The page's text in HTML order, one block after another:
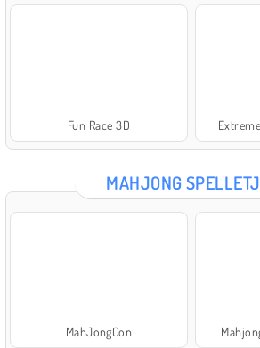
Fun Race 3D
MAHJONG
MahJongCon